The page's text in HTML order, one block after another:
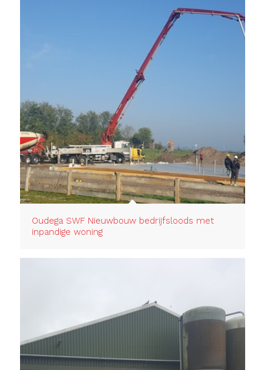
Oudega SWF Nieuwbouw bedrijfsloods met
inpandige woning